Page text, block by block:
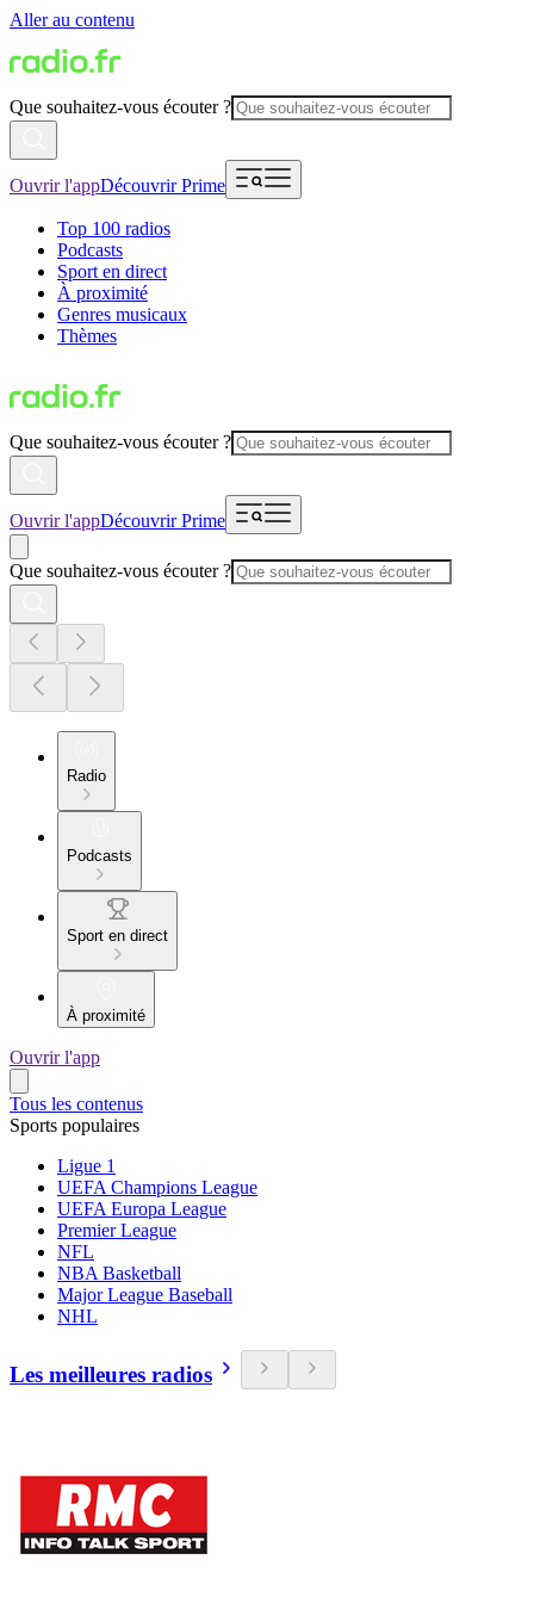
Aller au contenu
Que souhaitez-vous écouter ?
Ouvrir l'appDécouvrir Prime
Top 100 radios
Podcasts
Sport en direct
À proximité
Genres musicaux
Thèmes
Que souhaitez-vous écouter ?
Ouvrir l'appDécouvrir Prime
Que souhaitez-vous écouter ?
Radio
Podcasts
Sport en direct
À proximité
Ouvrir l'app
Tous les contenus
Sports populaires
Ligue 1
UEFA Champions League
UEFA Europa League
Premier League
NFL
NBA Basketball
Major League Baseball
NHL
Les meilleures radios